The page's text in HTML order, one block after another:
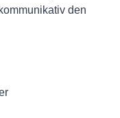
den